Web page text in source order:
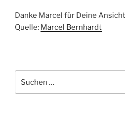
Danke Marcel für Deine
Quelle: Marcel Bernhardt
nach: